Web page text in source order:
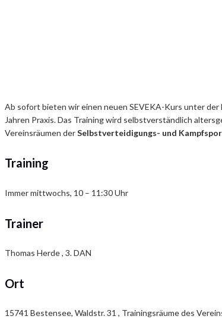
Ab sofort bieten wir einen neuen SEVEKA-Kurs unter der
Jahren Praxis. Das Training wird selbstverständlich
Vereinsräumen derSelbstverteidigungs- und
Training
Immer mittwochs, 10 – 11:30 Uhr
Trainer
Thomas Herde , 3. DAN
Ort
15741 Bestensee, Waldstr. 31 , Trainingsräume des